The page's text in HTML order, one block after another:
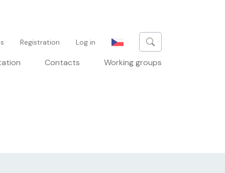
Registration Log in
Contacts Working groups